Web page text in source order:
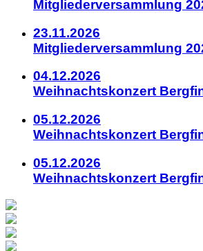
Mitgliederversammlung
23.11.2026
Mitgliederversammlung
04.12.2026
Weihnachtskonzert
05.12.2026
Weihnachtskonzert
05.12.2026
Weihnachtskonzert